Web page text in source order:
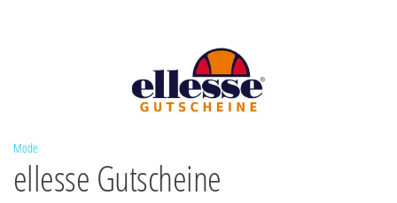
Mode
ellesse Gutscheine